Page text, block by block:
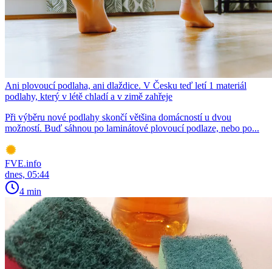
Ani plovoucí podlaha, ani dlaždice. V Česku teď letí 1 materiál
podlahy, který v létě chladí a v zimě zahřeje
Při výběru nové podlahy skončí většina domácností u dvou
možností. Buď sáhnou po laminátové plovoucí podlaze, nebo po...
FVE.info
dnes, 05:44
4 min